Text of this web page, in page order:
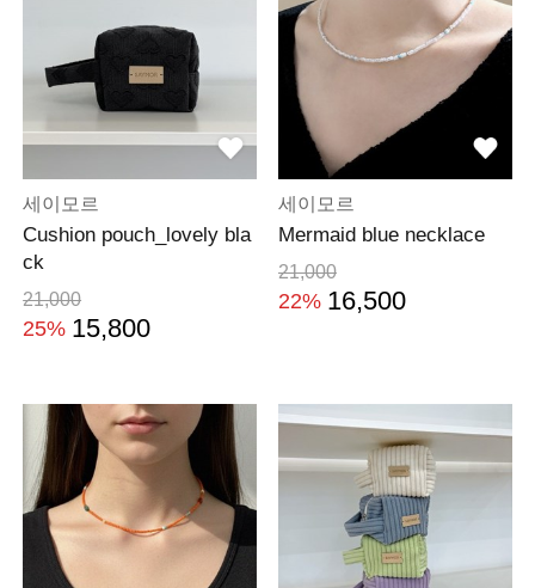
세이모르
Cushion pouch_lovely bla
ck
21,000
25% 15,800
세이모르
Mermaid blue necklace
21,000
22% 16,500